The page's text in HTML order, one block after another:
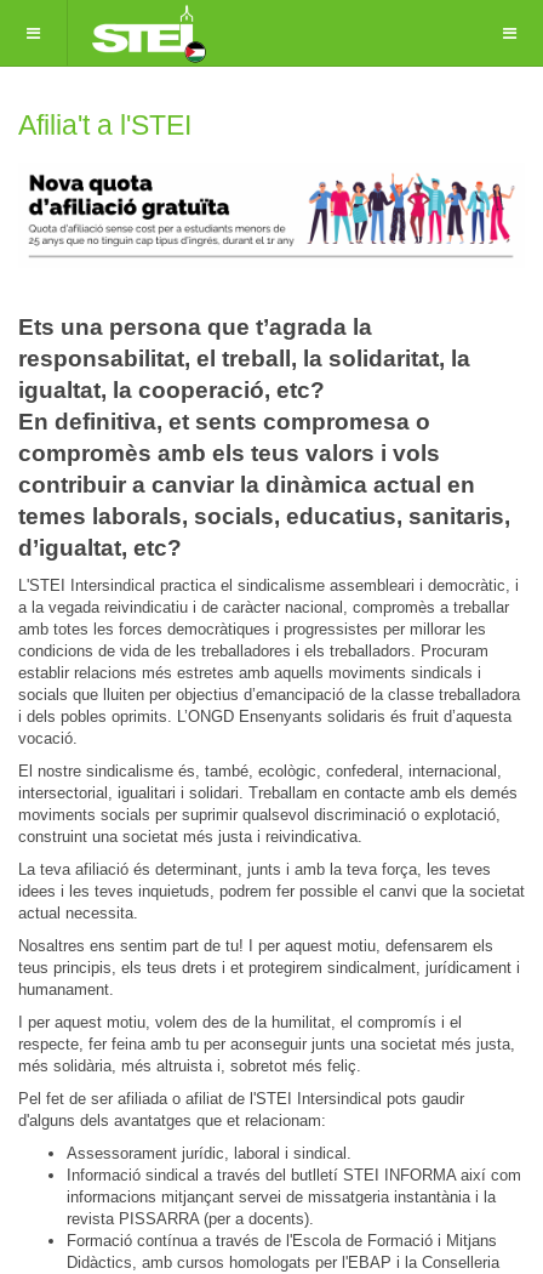
Afilia't a l'STEI
Ets una persona que t’agrada la
responsabilitat, el treball, la solidaritat, la
igualtat, la cooperació, etc?
En definitiva, et sents compromesa o
compromès amb els teus valors i vols
contribuir a canviar la dinàmica actual en
temes laborals, socials, educatius, sanitaris,
d’igualtat, etc?
L'STEI Intersindical practica el sindicalisme assembleari i democràtic, i
a la vegada reivindicatiu i de caràcter nacional, compromès a treballar
amb totes les forces democràtiques i progressistes per millorar les
condicions de vida de les treballadores i els treballadors. Procuram
establir relacions més estretes amb aquells moviments sindicals i
socials que lluiten per objectius d’emancipació de la classe treballadora
i dels pobles oprimits. L’ONGD Ensenyants solidaris és fruit d’aquesta
vocació.
El nostre sindicalisme és, també, ecològic, confederal, internacional,
intersectorial, igualitari i solidari. Treballam en contacte amb els demés
moviments socials per suprimir qualsevol discriminació o explotació,
construint una societat més justa i reivindicativa.
La teva afiliació és determinant, junts i amb la teva força, les teves
idees i les teves inquietuds, podrem fer possible el canvi que la societat
actual necessita.
Nosaltres ens sentim part de tu! I per aquest motiu, defensarem els
teus principis, els teus drets i et protegirem sindicalment, jurídicament i
humanament.
I per aquest motiu, volem des de la humilitat, el compromís i el
respecte, fer feina amb tu per aconseguir junts una societat més justa,
més solidària, més altruista i, sobretot més feliç.
Pel fet de ser afiliada o afiliat de l'STEI Intersindical pots gaudir
d'alguns dels avantatges que et relacionam:
Assessorament jurídic, laboral i sindical.
Informació sindical a través del butlletí STEI INFORMA així com
informacions mitjançant servei de missatgeria instantània i la
revista PISSARRA (per a docents).
Formació contínua a través de l'Escola de Formació i Mitjans
Didàctics, amb cursos homologats per l'EBAP i la Conselleria